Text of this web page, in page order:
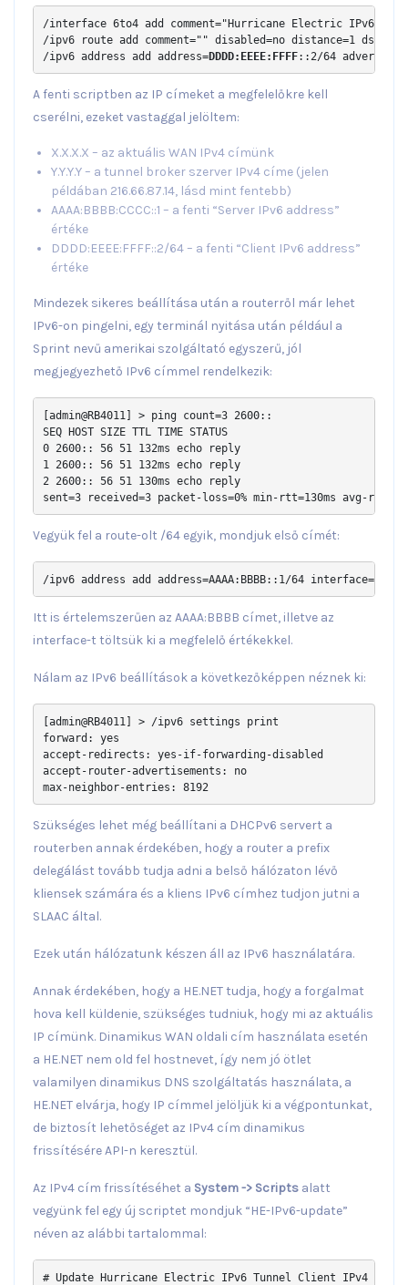
/interface 6to4 add comment="Hurricane Electric IPv6
/ipv6 route add comment="" disabled=no distance=1 dst-
/ipv6 address add address=DDDD:EEEE:FFFF::2/64
A fenti scriptben az IP címeket a megfelelőkre kell
cserélni, ezeket vastaggal jelöltem:
X.X.X.X – az aktuális WAN IPv4 címünk
Y.Y.Y.Y – a tunnel broker szerver IPv4 címe (jelen
példában 216.66.87.14, lásd mint fentebb)
AAAA:BBBB:CCCC::1 – a fenti “Server IPv6 address”
értéke
DDDD:EEEE:FFFF::2/64 – a fenti “Client IPv6 address”
értéke
Mindezek sikeres beállítása után a routerről már lehet
IPv6-on pingelni, egy terminál nyitása után például a
Sprint nevű amerikai szolgáltató egyszerű, jól
megjegyezhető IPv6 címmel rendelkezik:
[admin@RB4011] > ping count=3 2600::
SEQ HOST SIZE TTL TIME STATUS
0 2600:: 56 51 132ms echo reply
1 2600:: 56 51 132ms echo reply
2 2600:: 56 51 130ms echo reply
sent=3 received=3 packet-loss=0% min-rtt=130ms avg-
Vegyük fel a route-olt /64 egyik, mondjuk első címét:
/ipv6 address add address=AAAA:BBBB::1/64
Itt is értelemszerűen az AAAA:BBBB címet, illetve az
interface-t töltsük ki a megfelelő értékekkel.
Nálam az IPv6 beállítások a következőképpen néznek ki:
[admin@RB4011] > /ipv6 settings print
forward: yes
accept-redirects: yes-if-forwarding-disabled
accept-router-advertisements: no
max-neighbor-entries: 8192
Szükséges lehet még beállítani a DHCPv6 servert a
routerben annak érdekében, hogy a router a prefix
delegálást tovább tudja adni a belső hálózaton lévő
kliensek számára és a kliens IPv6 címhez tudjon jutni a
SLAAC által.
Ezek után hálózatunk készen áll az IPv6 használatára.
Annak érdekében, hogy a HE.NET tudja, hogy a forgalmat
hova kell küldenie, szükséges tudniuk, hogy mi az aktuális
IP címünk. Dinamikus WAN oldali cím használata esetén
a HE.NET nem old fel hostnevet, így nem jó ötlet
valamilyen dinamikus DNS szolgáltatás használata, a
HE.NET elvárja, hogy IP címmel jelöljük ki a végpontunkat,
de biztosít lehetőséget az IPv4 cím dinamikus
frissítésére API-n keresztül.
Az IPv4 cím frissítéséhet a System -> Scripts alatt
vegyünk fel egy új scriptet mondjuk “HE-IPv6-update”
néven az alábbi tartalommal:
# Update Hurricane Electric IPv6 Tunnel Client IPv4